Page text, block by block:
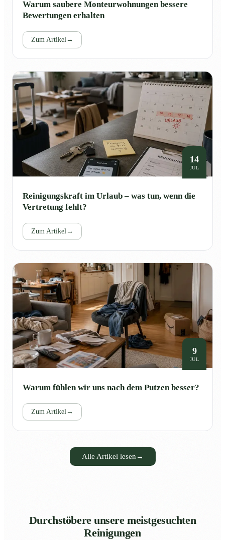
Warum saubere Monteurwohnungen bessere
Bewertungen erhalten
Zum Artikel→
14
JUL
Reinigungskraft im Urlaub – was tun, wenn die
Vertretung fehlt?
Zum Artikel→
9
JUL
Warum fühlen wir uns nach dem Putzen besser?
Zum Artikel→
Alle Artikel lesen →
Durchstöbere unsere meistgesuchten
Reinigungen